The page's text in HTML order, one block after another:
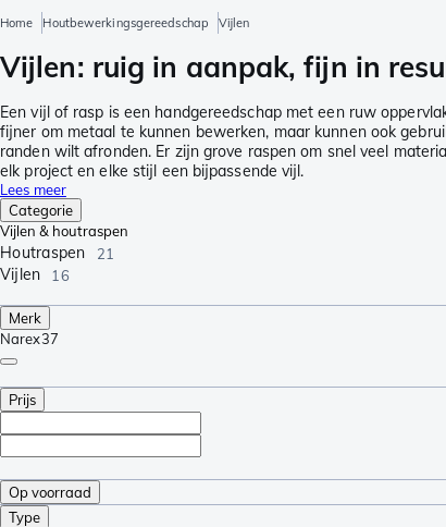
Home Houtbewerkingsgereedschap Vijlen
Vijlen: ruig in aanpak, fijn in
Een vijl of rasp is een handgereedschap met een ruw
fijner om metaal te kunnen bewerken, maar kunnen ook
randen wilt afronden. Er zijn grove raspen om snel veel
elk project en elke stijl een bijpassende vijl.
Lees meer
Categorie
Vijlen & houtraspen
Houtraspen 21
Vijlen 16
Merk
Narex37
Prijs
Op voorraad
Type